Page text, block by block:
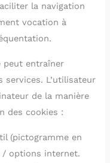
la navigation
vocation à
peut entraîner
services. L’utilisateur
de la manière
des cookies :
(pictogramme en
/ options internet.